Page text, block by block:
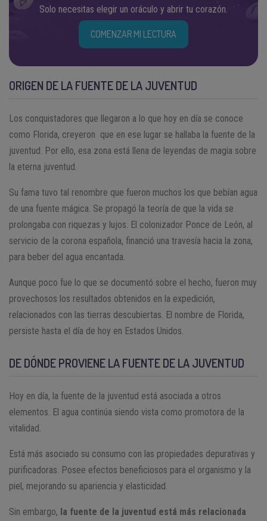
Solo necesitas elegir un oráculo y abrir tu corazón.
COMENZAR MI LECTURA
ORIGEN DE LA FUENTE DE LA JUVENTUD
Los conquistadores que llegaron a lo que hoy en día se conoce
como Florida, creyeron que en ese lugar se hallaba la fuente de la
juventud. Por ello, esa zona está llena de leyendas de magia sobre
la eterna juventud.
Su fama tuvo tal renombre que fueron muchos los que bebían agua
de una fuente mágica. Se propagó la teoría de que la vida se
prolongaba con riquezas y lujos. El colonizador Ponce de León, al
servicio de la corona española, financió una travesía hacia la zona,
para beber del agua encantada.
Aunque poco fue lo que se documentó sobre el hecho, fueron muy
provechosos los resultados obtenidos en la expedición,
relacionados con las tierras descubiertas. El nombre de Florida,
persiste hasta el día de hoy en Estados Unidos.
DE DÓNDE PROVIENE LA FUENTE DE LA JUVENTUD
Hoy en día, la fuente de la juventud está asociada a otros
elementos. El agua continúa siendo vista como promotora de la
vitalidad.
Está más asociado su consumo con las propiedades depurativas y
purificadoras. Posee efectos beneficiosos para el organismo y la
piel, mejorando su apariencia y elasticidad.
Sin embargo, la fuente de la juventud está más relacionada